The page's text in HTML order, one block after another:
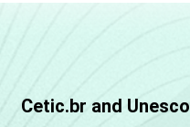
Cetic.br and Unesco